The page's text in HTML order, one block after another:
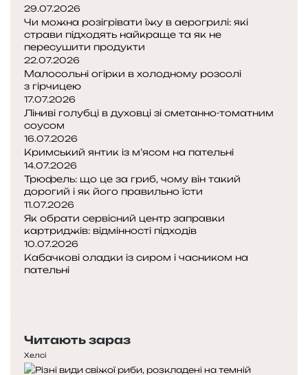
29.07.2026
Чи можна розігрівати їжу в аерогрилі: які
страви підходять найкраще та як не
пересушити продукти
22.07.2026
Малосольні огірки в холодному розсолі
з гірчицею
17.07.2026
Ліниві голубці в духовці зі сметанно-томатним
соусом
16.07.2026
Кримський янтик із м’ясом на пательні
14.07.2026
Трюфель: що це за гриб, чому він такий
дорогий і як його правильно їсти
11.07.2026
Як обрати сервісний центр заправки
картриджів: відмінності підходів
10.07.2026
Кабачкові оладки із сиром і часником на
пательні
Читають зараз
Хелсі